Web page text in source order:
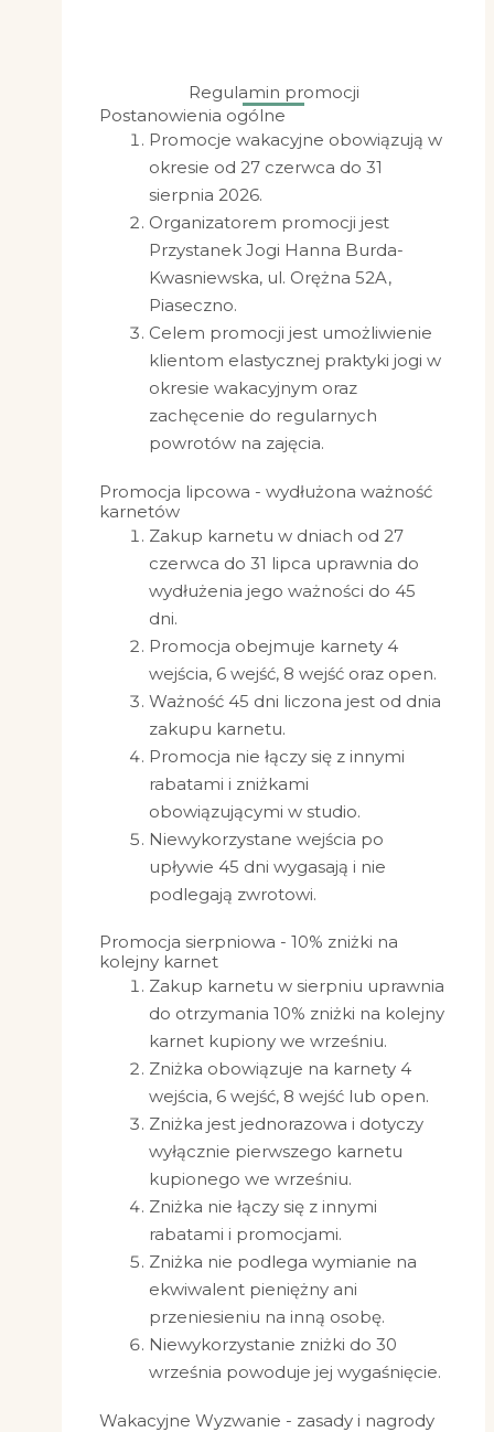
Regulamin promocji
Postanowienia ogólne
Promocje wakacyjne obowiązują w
okresie od 27 czerwca do 31
sierpnia 2026.
Organizatorem promocji jest
Przystanek Jogi Hanna Burda-
Kwasniewska, ul. Orężna 52A,
Piaseczno.
Celem promocji jest umożliwienie
klientom elastycznej praktyki jogi w
okresie wakacyjnym oraz
zachęcenie do regularnych
powrotów na zajęcia.
Promocja lipcowa - wydłużona ważność
karnetów
Zakup karnetu w dniach od 27
czerwca do 31 lipca uprawnia do
wydłużenia jego ważności do 45
dni.
Promocja obejmuje karnety 4
wejścia, 6 wejść, 8 wejść oraz open.
Ważność 45 dni liczona jest od dnia
zakupu karnetu.
Promocja nie łączy się z innymi
rabatami i zniżkami
obowiązującymi w studio.
Niewykorzystane wejścia po
upływie 45 dni wygasają i nie
podlegają zwrotowi.
Promocja sierpniowa - 10% zniżki na
kolejny karnet
Zakup karnetu w sierpniu uprawnia
do otrzymania 10% zniżki na kolejny
karnet kupiony we wrześniu.
Zniżka obowiązuje na karnety 4
wejścia, 6 wejść, 8 wejść lub open.
Zniżka jest jednorazowa i dotyczy
wyłącznie pierwszego karnetu
kupionego we wrześniu.
Zniżka nie łączy się z innymi
rabatami i promocjami.
Zniżka nie podlega wymianie na
ekwiwalent pieniężny ani
przeniesieniu na inną osobę.
Niewykorzystanie zniżki do 30
września powoduje jej wygaśnięcie.
Wakacyjne Wyzwanie - zasady i nagrody